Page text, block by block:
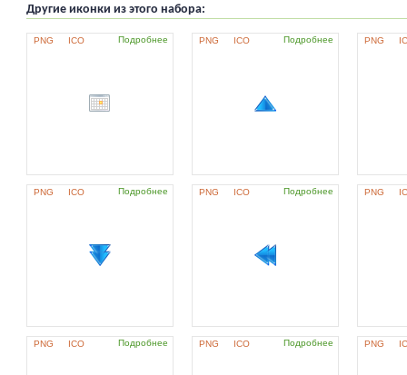
Другие иконки из этого набора:
PNG ICO Подробнее PNG ICO Подробнее PNG
PNG ICO Подробнее PNG ICO Подробнее PNG
PNG ICO Подробнее PNG ICO Подробнее PNG